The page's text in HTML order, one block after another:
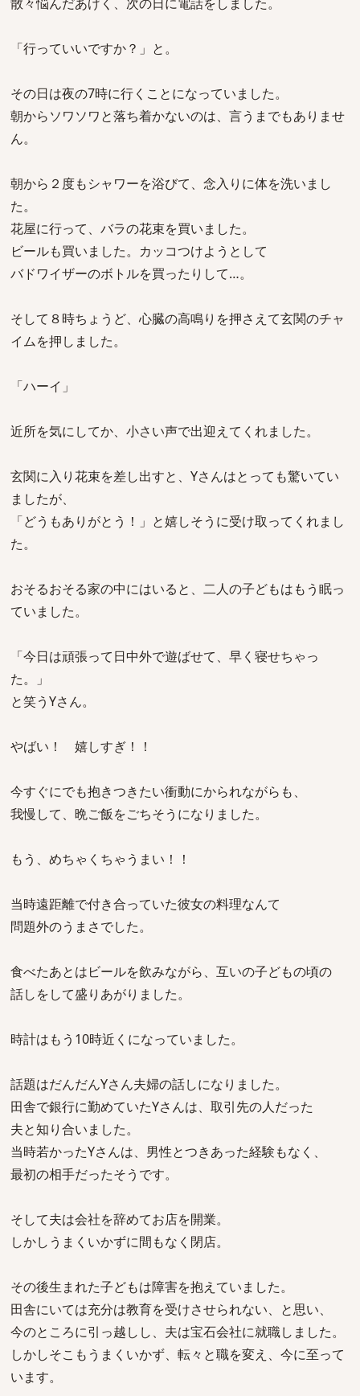
「行っていいですか？」と。
その日は夜の7時に行くことになっていました。
朝からソワソワと落ち着かないのは、言うまでもありませ
ん。
朝から２度もシャワーを浴びて、念入りに体を洗いまし
た。
花屋に行って、バラの花束を買いました。
ビールも買いました。カッコつけようとして
バドワイザーのボトルを買ったりして…。
そして８時ちょうど、心臓の高鳴りを押さえて玄関のチャ
イムを押しました。
「ハーイ」
近所を気にしてか、小さい声で出迎えてくれました。
玄関に入り花束を差し出すと、Yさんはとっても驚いてい
ましたが、
「どうもありがとう！」と嬉しそうに受け取ってくれまし
た。
おそるおそる家の中にはいると、二人の子どもはもう眠っ
ていました。
「今日は頑張って日中外で遊ばせて、早く寝せちゃっ
た。」
と笑うYさん。
やばい！ 嬉しすぎ！！
今すぐにでも抱きつきたい衝動にかられながらも、
我慢して、晩ご飯をごちそうになりました。
もう、めちゃくちゃうまい！！
当時遠距離で付き合っていた彼女の料理なんて
問題外のうまさでした。
食べたあとはビールを飲みながら、互いの子どもの頃の
話しをして盛りあがりました。
時計はもう10時近くになっていました。
話題はだんだんYさん夫婦の話しになりました。
田舎で銀行に勤めていたYさんは、取引先の人だった
夫と知り合いました。
当時若かったYさんは、男性とつきあった経験もなく、
最初の相手だったそうです。
そして夫は会社を辞めてお店を開業。
しかしうまくいかずに間もなく閉店。
その後生まれた子どもは障害を抱えていました。
田舎にいては充分は教育を受けさせられない、と思い、
今のところに引っ越しし、夫は宝石会社に就職しました。
しかしそこもうまくいかず、転々と職を変え、今に至って
います。